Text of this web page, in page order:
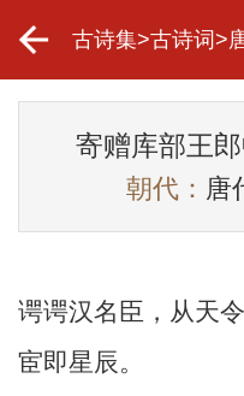
古诗集>古诗词 >
寄赠库部王郎
朝代： 唐
谔谔汉名臣，从天
宦即星辰。